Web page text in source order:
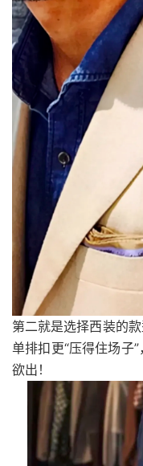
第二就是选择西装的
单排扣更“压得住场子
欲出！